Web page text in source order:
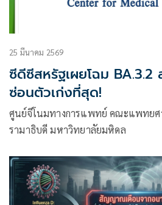
25 มีนาคม 2569
ซีดีซีสหรัฐเผยโฉม BA.3.2
ซ่อนตัวเก่งที่สุด!
ศูนย์จีโนมทางการแพทย์ คณะแพทยศ
รามาธิบดี มหาวิทยาลัยมหิดล